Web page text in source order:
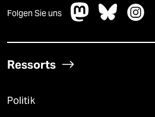
Folgen Sie uns
Ressorts
Politik